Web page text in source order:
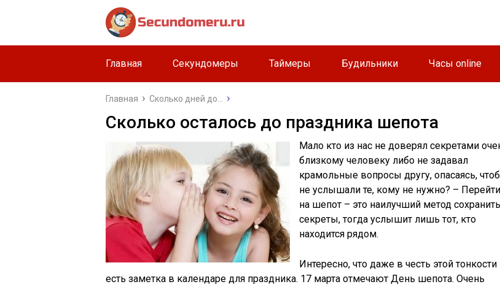
Главная Секундомеры Таймеры Будильники Часы online
Главная Сколько дней до...
Сколько осталось до праздника шепота
Мало кто из нас не доверял секретами
близкому человеку либо не задавал
крамольные вопросы другу, опасаясь, чтоб
не услышали те, кому не нужно? – Перейти
на шепот – это наилучший метод сохранить
секреты, тогда услышит лишь тот, кто
находится рядом.
Интересно, что даже в честь этой тонкости
есть заметка в календаре для праздника. 17 марта отмечают День шепота. Очень